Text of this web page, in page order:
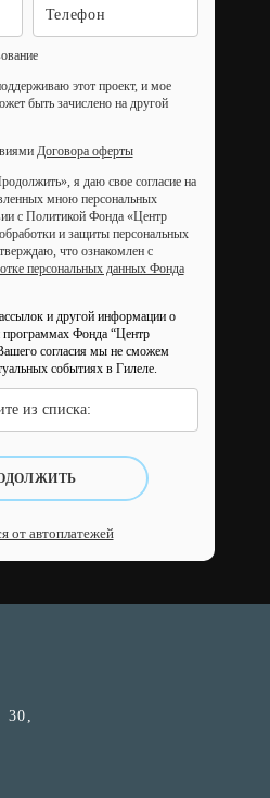
этот проект, и мое
быть зачислено на другой
Договора оферты
я даю свое согласие на
мною персональных
с Политикой Фонда «Центр
и защиты персональных
что ознакомлен с
персональных данных Фонда
и другой информации о
программах Фонда “Центр
согласия мы не сможем
событиях в Гилеле.
из списка:
от автоплатежей
30,